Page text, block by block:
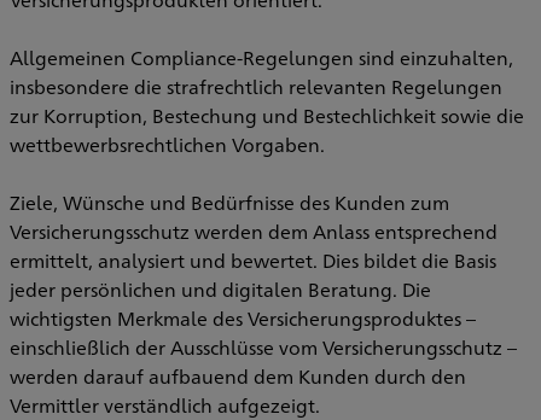
Allgemeinen Compliance-Regelungen sind einzuhalten,
insbesondere die strafrechtlich relevanten Regelungen
zur Korruption, Bestechung und Bestechlichkeit sowie die
wettbewerbsrechtlichen Vorgaben.
Ziele, Wünsche und Bedürfnisse des Kunden zum
Versicherungsschutz werden dem Anlass entsprechend
ermittelt, analysiert und bewertet. Dies bildet die Basis
jeder persönlichen und digitalen Beratung. Die
wichtigsten Merkmale des Versicherungsproduktes –
einschließlich der Ausschlüsse vom Versicherungsschutz –
werden darauf aufbauend dem Kunden durch den
Vermittler verständlich aufgezeigt.